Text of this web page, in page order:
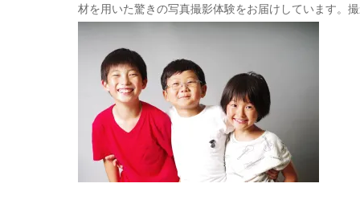
材を用いた驚きの写真撮影体験をお届けしています。